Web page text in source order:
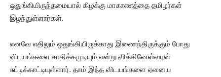
ஒதுங்கியிருந்தமையால் கிழக்கு மாகாணத்தை தமிழர்கள்
இழந்துள்ளார்கள்.
எனவே எதிலும் ஒதுங்கியிருக்காது இணைந்திருக்கும் போது
விடயங்களை சாதிக்கமுடியும் என்று விக்கினேஸ்வரன்
சுட்டிக்காட்டியுள்ளார். தாம் இந்த விடயங்களை ஏனைய